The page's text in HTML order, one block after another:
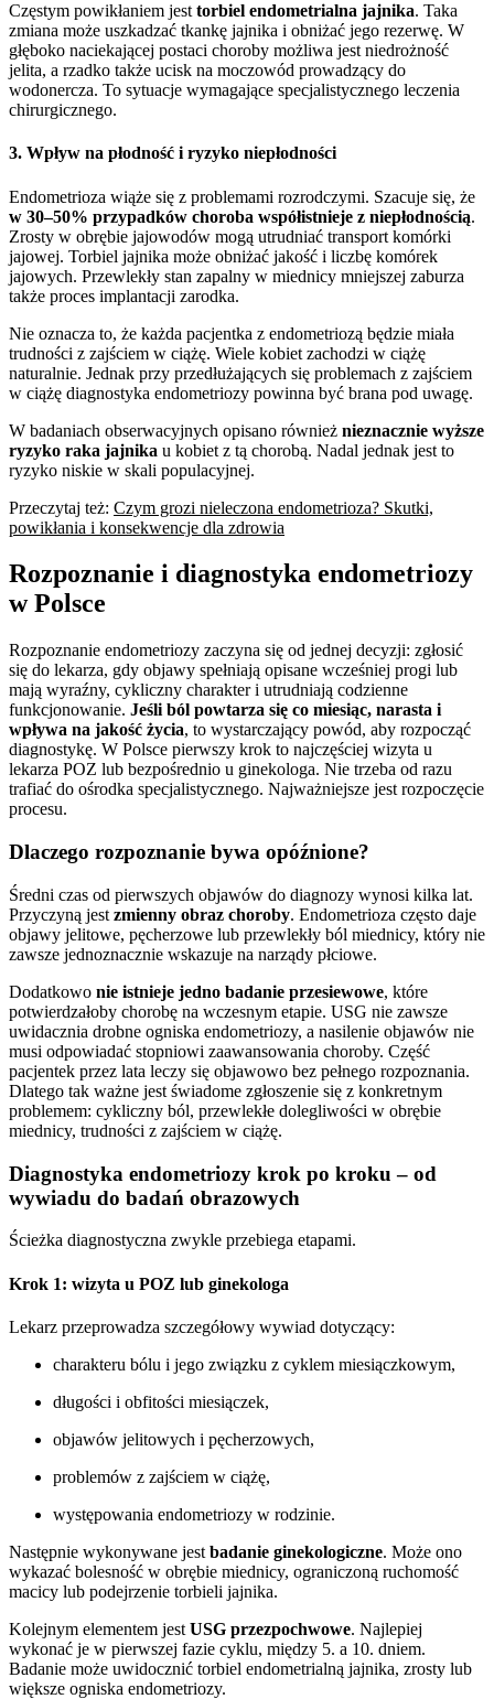
Częstym powikłaniem jest torbiel endometrialna jajnika. Taka
zmiana może uszkadzać tkankę jajnika i obniżać jego rezerwę. W
głęboko naciekającej postaci choroby możliwa jest niedrożność
jelita, a rzadko także ucisk na moczowód prowadzący do
wodonercza. To sytuacje wymagające specjalistycznego leczenia
chirurgicznego.
3. Wpływ na płodność i ryzyko niepłodności
Endometrioza wiąże się z problemami rozrodczymi. Szacuje się, że
w 30–50% przypadków choroba współistnieje z niepłodnością.
Zrosty w obrębie jajowodów mogą utrudniać transport komórki
jajowej. Torbiel jajnika może obniżać jakość i liczbę komórek
jajowych. Przewlekły stan zapalny w miednicy mniejszej zaburza
także proces implantacji zarodka.
Nie oznacza to, że każda pacjentka z endometriozą będzie miała
trudności z zajściem w ciążę. Wiele kobiet zachodzi w ciążę
naturalnie. Jednak przy przedłużających się problemach z zajściem
w ciążę diagnostyka endometriozy powinna być brana pod uwagę.
W badaniach obserwacyjnych opisano również nieznacznie wyższe
ryzyko raka jajnika u kobiet z tą chorobą. Nadal jednak jest to
ryzyko niskie w skali populacyjnej.
Przeczytaj też: Czym grozi nieleczona endometrioza? Skutki,
powikłania i konsekwencje dla zdrowia
Rozpoznanie i diagnostyka endometriozy
w Polsce
Rozpoznanie endometriozy zaczyna się od jednej decyzji: zgłosić
się do lekarza, gdy objawy spełniają opisane wcześniej progi lub
mają wyraźny, cykliczny charakter i utrudniają codzienne
funkcjonowanie. Jeśli ból powtarza się co miesiąc, narasta i
wpływa na jakość życia, to wystarczający powód, aby rozpocząć
diagnostykę. W Polsce pierwszy krok to najczęściej wizyta u
lekarza POZ lub bezpośrednio u ginekologa. Nie trzeba od razu
trafiać do ośrodka specjalistycznego. Najważniejsze jest rozpoczęcie
procesu.
Dlaczego rozpoznanie bywa opóźnione?
Średni czas od pierwszych objawów do diagnozy wynosi kilka lat.
Przyczyną jest zmienny obraz choroby. Endometrioza często daje
objawy jelitowe, pęcherzowe lub przewlekły ból miednicy, który nie
zawsze jednoznacznie wskazuje na narządy płciowe.
Dodatkowo nie istnieje jedno badanie przesiewowe, które
potwierdzałoby chorobę na wczesnym etapie. USG nie zawsze
uwidacznia drobne ogniska endometriozy, a nasilenie objawów nie
musi odpowiadać stopniowi zaawansowania choroby. Część
pacjentek przez lata leczy się objawowo bez pełnego rozpoznania.
Dlatego tak ważne jest świadome zgłoszenie się z konkretnym
problemem: cykliczny ból, przewlekłe dolegliwości w obrębie
miednicy, trudności z zajściem w ciążę.
Diagnostyka endometriozy krok po kroku – od
wywiadu do badań obrazowych
Ścieżka diagnostyczna zwykle przebiega etapami.
Krok 1: wizyta u POZ lub ginekologa
Lekarz przeprowadza szczegółowy wywiad dotyczący:
charakteru bólu i jego związku z cyklem miesiączkowym,
długości i obfitości miesiączek,
objawów jelitowych i pęcherzowych,
problemów z zajściem w ciążę,
występowania endometriozy w rodzinie.
Następnie wykonywane jest badanie ginekologiczne. Może ono
wykazać bolesność w obrębie miednicy, ograniczoną ruchomość
macicy lub podejrzenie torbieli jajnika.
Kolejnym elementem jest USG przezpochwowe. Najlepiej
wykonać je w pierwszej fazie cyklu, między 5. a 10. dniem.
Badanie może uwidocznić torbiel endometrialną jajnika, zrosty lub
większe ogniska endometriozy.